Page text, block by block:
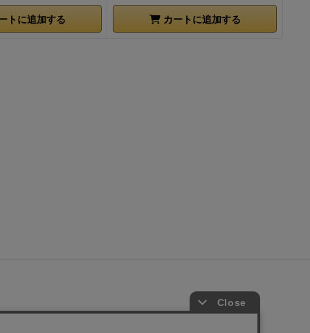
トに追加する カートに追加する